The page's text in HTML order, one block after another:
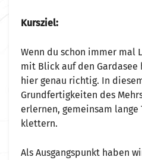
Kursziel:
Wenn du schon immer mal
mit Blick auf den
hier genau richtig. In
Grundfertigkeiten des
erlernen, gemeinsam lange
klettern.
Als Ausgangspunkt haben